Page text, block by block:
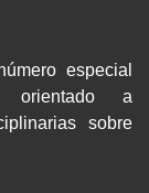
especial
a
sobre